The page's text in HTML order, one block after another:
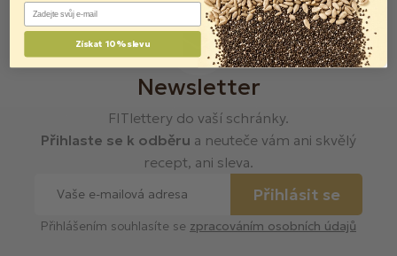
Newsletter
FITlettery do vaší schránky.
Přihlaste se k odběru a neuteče vám ani skvělý
recept, ani sleva.
Přihlásit se
Přihlášením souhlasíte se zpracováním osobních údajů
Email
Získat 10% slevu